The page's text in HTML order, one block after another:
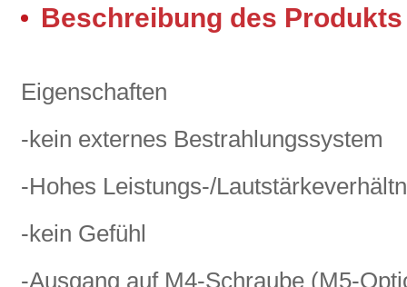
Beschreibung des Produkts
Eigenschaften
-kein externes Bestrahlungssystem
-Hohes Leistungs-/
-kein Gefühl
-Ausgang auf M4-Schraube (M5-